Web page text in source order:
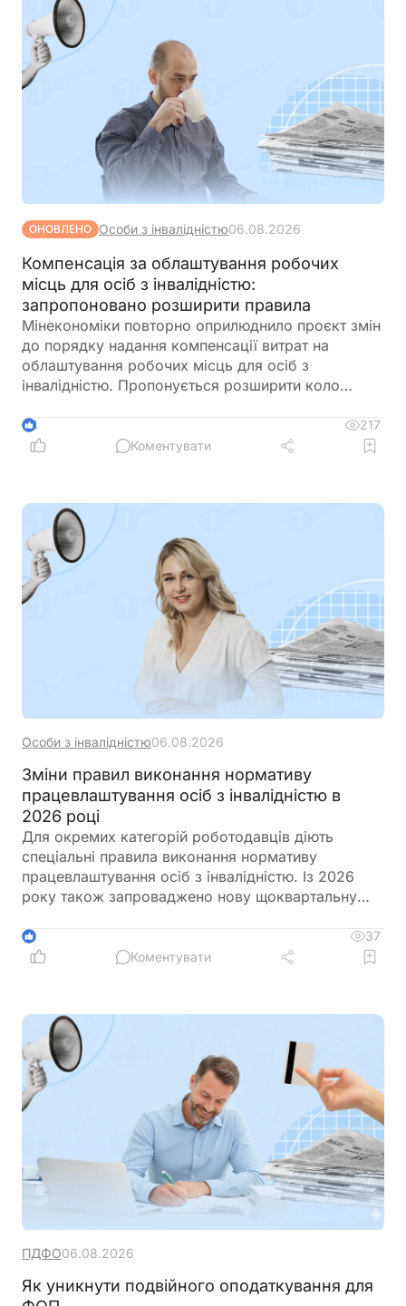
ОНОВЛЕНО Особи з інвалідністю06.08.2026
Компенсація за облаштування робочих
місць для осіб з інвалідністю:
запропоновано розширити правила
Мінекономіки повторно оприлюднило проєкт змін
до порядку надання компенсації витрат на
облаштування робочих місць для осіб з
інвалідністю. Пропонується розширити коло
ветеранів з інвалідністю, уточнити вимоги до
документів та умов оплати праці, а також
4
217
Коментувати
Особи з інвалідністю06.08.2026
Зміни правил виконання нормативу
працевлаштування осіб з інвалідністю в
2026 році
Для окремих категорій роботодавців діють
спеціальні правила виконання нормативу
працевлаштування осіб з інвалідністю. Із 2026
року також запроваджено нову щоквартальну
внеску у разі невиконання нормативу
1
37
Коментувати
ПДФО06.08.2026
Як уникнути подвійного оподаткування для